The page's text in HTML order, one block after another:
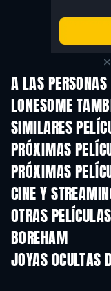
A LAS PERSONAS
LONESOME
SIMILARES
PRÓXIMAS
PRÓXIMAS
CINE Y
OTRAS
BOREHAM
JOYAS OCULTAS